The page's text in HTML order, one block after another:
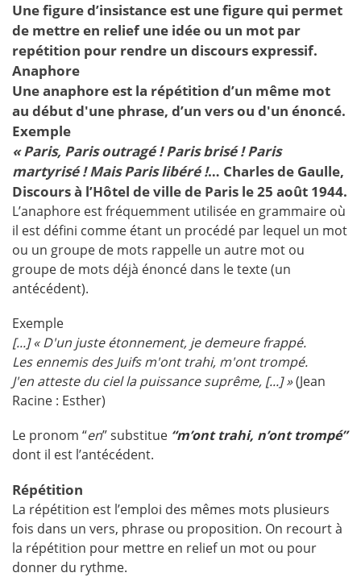
Une figure d’insistance est une figure qui permet
de mettre en relief une idée ou un mot par
repétition pour rendre un discours expressif.
Anaphore
Une anaphore est la répétition d’un même mot
au début d'une phrase, d’un vers ou d'un énoncé.
Exemple
« Paris, Paris outragé ! Paris brisé ! Paris
martyrisé ! Mais Paris libéré !… Charles de Gaulle,
Discours à l’Hôtel de ville de Paris le 25 août 1944.
L’anaphore est fréquemment utilisée en grammaire où
il est défini comme étant un procédé par lequel un mot
ou un groupe de mots rappelle un autre mot ou
groupe de mots déjà énoncé dans le texte (un
antécédent).
Exemple
[...] « D'un juste étonnement, je demeure frappé.
Les ennemis des Juifs m'ont trahi, m'ont trompé.
J'en atteste du ciel la puissance suprême, [...] »(Jean
Racine : Esther)
Le pronom “en” substitue “m’ont trahi, n’ont trompé”
dont il est l’antécédent.
Répétition
La répétition est l’emploi des mêmes mots plusieurs
fois dans un vers, phrase ou proposition. On recourt à
la répétition pour mettre en relief un mot ou pour
donner du rythme.